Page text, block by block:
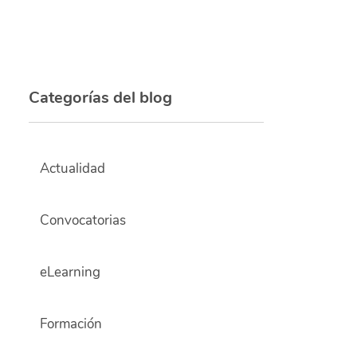
Categorías del blog
Actualidad
Convocatorias
eLearning
Formación